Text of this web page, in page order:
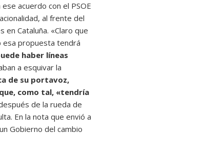
acuerdo con el PSOE
al frente del
en Cataluña. «Claro que
esa propuesta tendrá
haber líneas
a esquivar la
de su portavoz,
como tal, «tendría
de la rueda de
En la nota que envió a
Gobierno del cambio